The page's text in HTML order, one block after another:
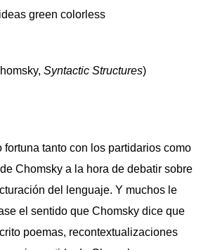
green colorless
Syntactic Structures)
fortuna tanto con los partidarios como
Chomsky a la hora de debatir sobre
del lenguaje. Y muchos le
el sentido que Chomsky dice que
poemas, recontextualizaciones